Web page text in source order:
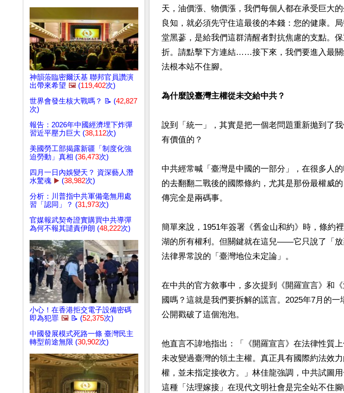
神韻蒞臨密爾沃基 聯邦官員讚演
出帶來希望 🖼️ (119,402次)
世界會發生核大戰嗎？ 📝 (42,827
次)
報告：2026年中國經濟埋下炸彈
習近平壓力巨大 (38,112次)
美國勞工部揭露新疆「制度化強
迫勞動」真相 (36,473次)
四月一日內娛變天？ 資深藝人潛
水驚魂 ▶️ (38,982次)
分析：川普指中共軍備毫無用處
習「認同」？ (31,973次)
官媒報武契奇證實購買中共導彈
為何不報其譴責伊朗 (48,222次)
小心！在香港拒交電子設備密碼
即為犯罪 🖼️ 📝 (52,375次)
中國發展模式死路一條 臺灣民主
轉型前途無限 (30,902次)
天，油價漲、物價漲，我們每個人都在承受巨大
良知，就必須先守住這最後的本錢：您的健康。
堂黑蔘，是給我們這群清醒者對抗焦慮的支點。
折。請點擊下方連結……接下來，我們要進入最
法根本站不住腳。
為什麼說臺灣主權從未交給中共？
說到「統一」，其實是把一個老問題重新拋到了
有價值的？
中共經常喊「臺灣是中國的一部分」，在很多人
的去翻翻二戰後的國際條約，尤其是那份最權威
傳完全是兩碼事。
簡單來說，1951年簽署《舊金山和約》時，條約
湖的所有權利。但關鍵就在這兒——它只說了「
法律界常說的「臺灣地位未定論」。
在中共的官方敘事中，多次提到《開羅宣言》和
國嗎？這就是我們要拆解的謊言。2025年7月的
公開戳破了這個泡泡。
他直言不諱地指出：「《開羅宣言》在法律性質
未改變過臺灣的領土主權。真正具有國際約法效
權，並未指定接收方。」林佳龍強調，中共試圖
這種「法理嫁接」在現代文明社會是完全站不住腳